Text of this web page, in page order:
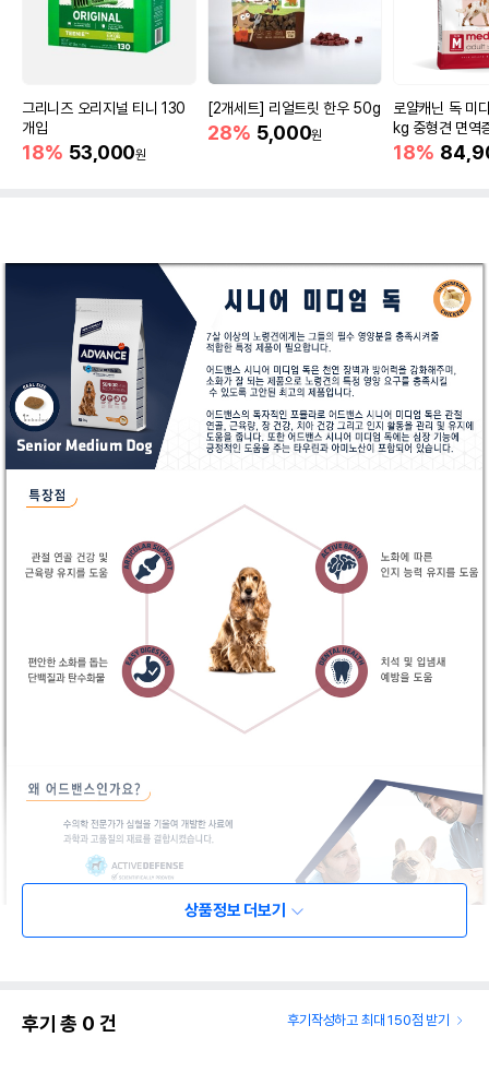
그리니즈 오리지널 티니 130
개입
18% 53,000원
[2개세트] 리얼트릿 한우 50g
28% 5,000원
로얄캐닌 독 미
kg 중형견 면역
18%
상품정보 더보기
후기 총 0 건 후기작성하고 최대 150점 받기